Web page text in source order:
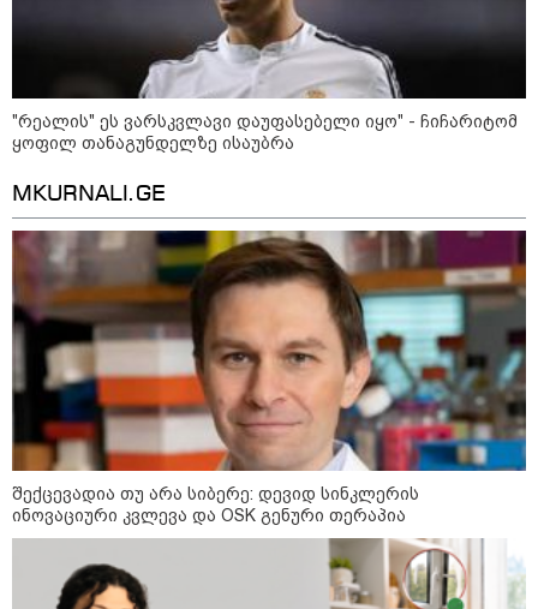
13:15 / 08-08-2026
უძველესი სენი და ეპიდემია: აშშ-ში
ერთდროულად კეთრს და ნაწლავურ
ინფექციას ებრძვიან - რა უნდა ვიცოდეთ
და რამდენად სახიფათოა
17:13 / 08-08-2026
"დასავლეთმა საქართველო
ჩვენ წინააღმდეგ
გეოპოლიტიკური ბრძოლის
უგუნურ იარაღად გამოიყენა" -
დიმიტრი მედვედევი
"რეალის" ეს ვარსკვლავი დაუფასებელი იყო" - ჩიჩარიტომ
ყოფილ თანაგუნდელზე ისაუბრა
MKURNALI.GE
შექცევადია თუ არა სიბერე: დევიდ სინკლერის
ინოვაციური კვლევა და OSK გენური თერაპია